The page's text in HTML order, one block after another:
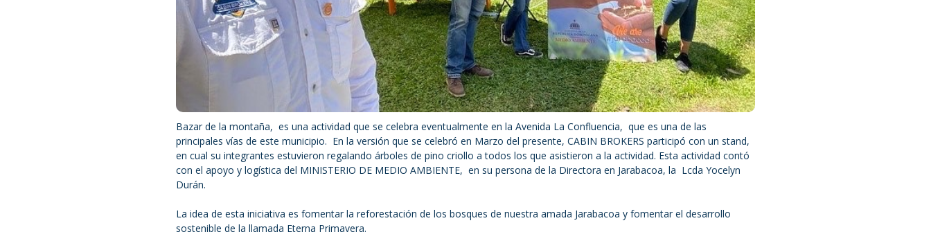
Bazar de la montaña, es una actividad que se celebra eventualmente en la Avenida La Confluencia, que es una de las
principales vías de este municipio. En la versión que se celebró en Marzo del presente, CABIN BROKERS participó con un stand,
en cual su integrantes estuvieron regalando árboles de pino criollo a todos los que asistieron a la actividad. Esta actividad contó
con el apoyo y logística del MINISTERIO DE MEDIO AMBIENTE, en su persona de la Directora en Jarabacoa, la Lcda Yocelyn
Durán.
La idea de esta iniciativa es fomentar la reforestación de los bosques de nuestra amada Jarabacoa y fomentar el desarrollo
sostenible de la llamada Eterna Primavera.